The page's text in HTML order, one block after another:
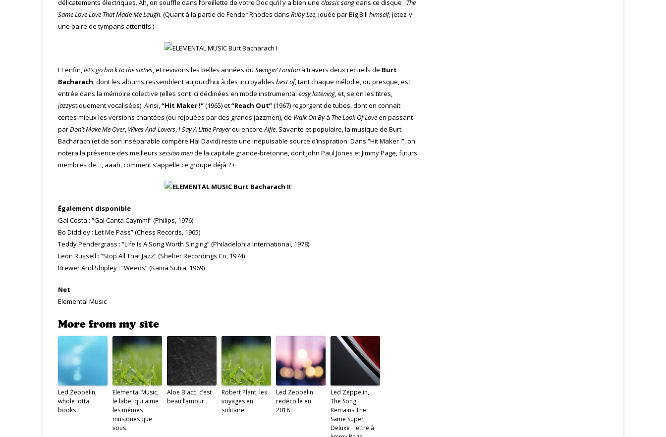
délicatements électriques. Ah, on souffle dans l’oreillette de votre Doc qu’il y a bien une classic songdans ce disque : The
Same Love Love That Made Me Laugh. (Quant à la partie de Fender Rhodes dans Ruby Lee, jouée par Big Bill himself, jetez-y
une paire de tympans attentifs.)
Et enfin,let’s go back to the sixties, et revivons les belles années du Swingin’ London à travers deux recueils de Burt
Bacharach, dont les albums ressemblent aujourd’hui à des incroyables best of, tant chaque mélodie, ou presque, est
entrée dans la mémoire colective (elles sont ici déclinées en mode instrumental easy listening, et, selon les titres,
jazzystiquement vocalisées). Ainsi,“Hit Maker !”(1965) et“Reach Out”(1967) regorgent de tubes, dont on connait
certes mieux les versions chantées (ou rejouées par des grands jazzmen), de Walk On Byà The Look Of Loveen passant
parDon’t Make Me Over, Wives And Lovers,I Say A Little Prayerou encoreAlfie. Savante et populaire, la musique de Burt
Bacharach (et de son inséparable compère Hal David) reste une inépuisable source d’inspration. Dans “Hit Maker !”, on
notera la présence des meilleurs session mende la capitale grande-bretonne, dont John Paul Jones et Jimmy Page, futurs
membres de…, aaah, comment s’appelle ce groupe déjà ? •
Également disponible
Gal Costa : “Gal Canta Caymmi” (Philips, 1976)
Bo Diddley : Let Me Pass” (Chess Records, 1965)
Teddy Pendergrass : “Life Is A Song Worth Singing” (Philadelphia International, 1978)
Leon Russell : “Stop All That Jazz” (Shelter Recordings Co, 1974)
Brewer And Shipley : “Weeds” (Kama Sutra, 1969)
Net
Elemental Music
More from my site
Led Zeppelin,
whole lotta
books
Elemental Music,
le label qui aime
les mêmes
musiques que
vous
Aloe Blacc, c’est
beau l’amour
Robert Plant, les
voyages en
solitaire
Led Zeppelin
redécolle en
2018
Led Zeppelin,
The Song
Remains The
Same Super
Deluxe : lettre à